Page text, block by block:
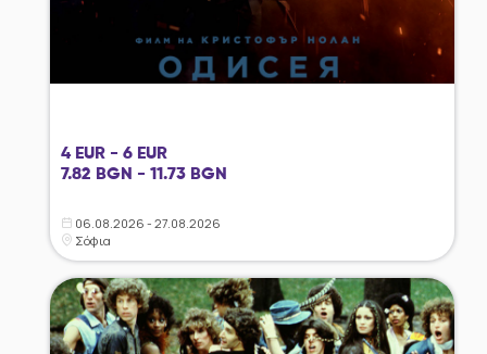
4 EUR - 6 EUR
7.82 BGN - 11.73 BGN
06.08.2026 - 27.08.2026
Σόφια